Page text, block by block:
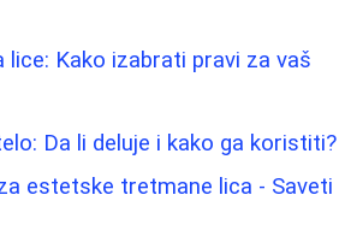
lice: Kako izabrati pravi za vaš
Da li deluje i kako ga koristiti?
estetske tretmane lica - Saveti